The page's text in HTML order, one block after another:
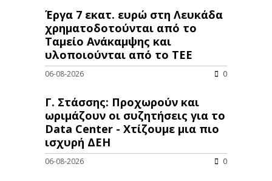
Έργα 7 εκατ. ευρώ στη Λευκάδα
χρηματοδοτούνται από το
Ταμείο Ανάκαμψης και
υλοποιούνται από το ΤΕΕ
06-08-2026 0
Γ. Στάσσης: Προχωρούν και
ωριμάζουν οι συζητήσεις για το
Data Center - Χτίζουμε μια πιο
ισχυρή ΔΕΗ
06-08-2026 0